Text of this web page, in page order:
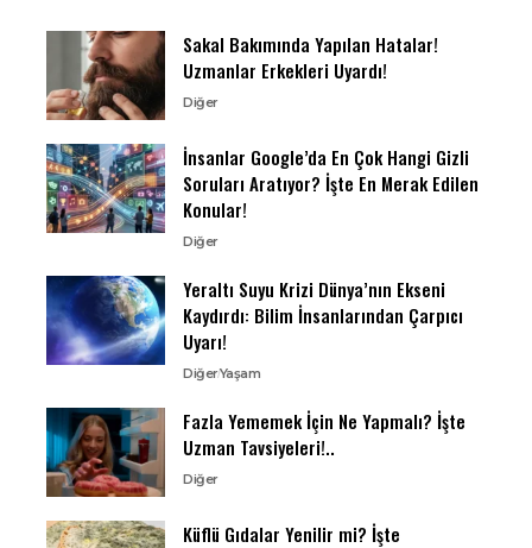
Sakal Bakımında Yapılan Hatalar!
Uzmanlar Erkekleri Uyardı!
Diğer
İnsanlar Google’da En Çok Hangi Gizli
Soruları Aratıyor? İşte En Merak Edilen
Konular!
Diğer
Yeraltı Suyu Krizi Dünya’nın Ekseni
Kaydırdı: Bilim İnsanlarından Çarpıcı
Uyarı!
DiğerYaşam
Fazla Yememek İçin Ne Yapmalı? İşte
Uzman Tavsiyeleri!..
Diğer
Küflü Gıdalar Yenilir mi? İşte